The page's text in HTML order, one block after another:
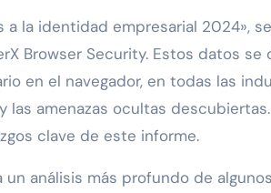
a la identidad empresarial 2024»,
Browser Security. Estos datos
en el navegador, en todas las
las amenazas ocultas
clave de este informe.
análisis más profundo de